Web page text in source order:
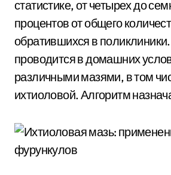
статистике, от четырех до
процентов от общего
обратившихся в
проводится в домашних
различными мазями, в том
ихтиоловой. Алгоритм